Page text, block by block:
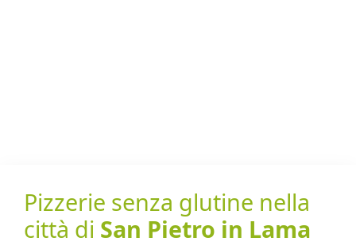
Pizzerie senza glutine nella
città di San Pietro in Lama